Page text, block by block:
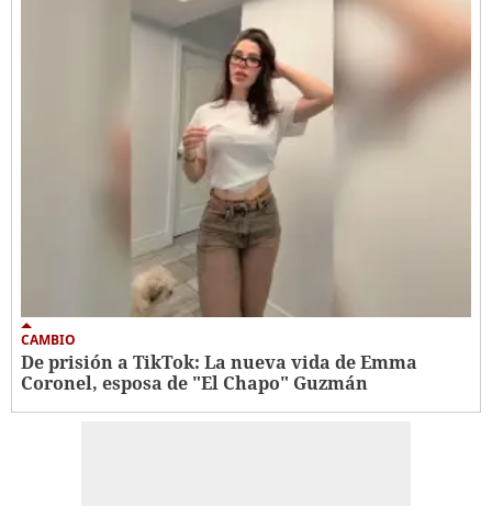
CAMBIO
De prisión a TikTok: La nueva vida de Emma
Coronel, esposa de "El Chapo" Guzmán